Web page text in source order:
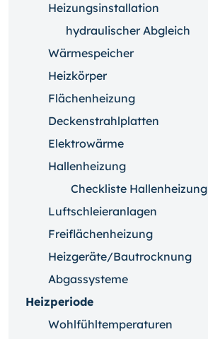
Heizungsinstallation
hydraulischer Abgleich
Wärmespeicher
Heizkörper
Flächenheizung
Deckenstrahlplatten
Elektrowärme
Hallenheizung
Checkliste Hallenheizung
Luftschleieranlagen
Freiflächenheizung
Heizgeräte/Bautrocknung
Abgassysteme
Heizperiode
Wohlfühltemperaturen